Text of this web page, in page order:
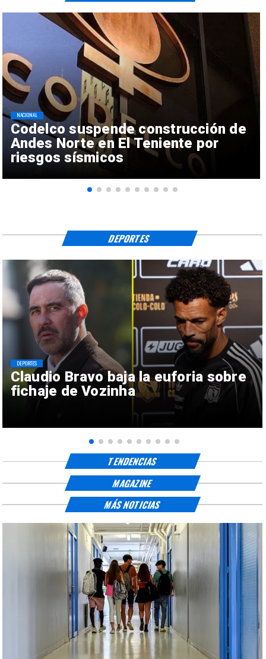
Codelco suspende construcción de
Andes Norte en El Teniente por
riesgos sísmicos
NACIONAL
Claudio Bravo baja la euforia sobre
fichaje de Vozinha
DEPORTES
DEPORTES
TENDENCIAS
MAGAZINE
MÁS NOTICIAS